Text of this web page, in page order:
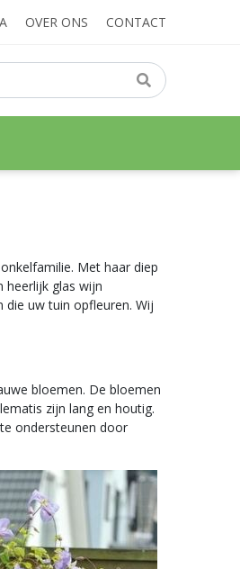
OVER ONS CONTACT
Met haar diep
heerlijk glas wijn
uw tuin opfleuren. Wij
bloemen. De bloemen
zijn lang en houtig.
ondersteunen door